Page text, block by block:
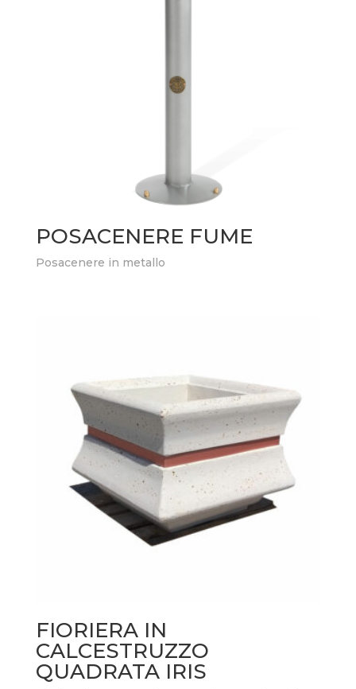
POSACENERE FUME
Posacenere in metallo
FIORIERA IN
CALCESTRUZZO
QUADRATA IRIS